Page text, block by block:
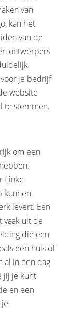
van
kan het
van de
ontwerpers
je bedrijf
website
te stemmen.
om een
flinke
kunnen
levert. Een
vaak uit de
die een
een huis of
al in een dag
jij je kunt
en een